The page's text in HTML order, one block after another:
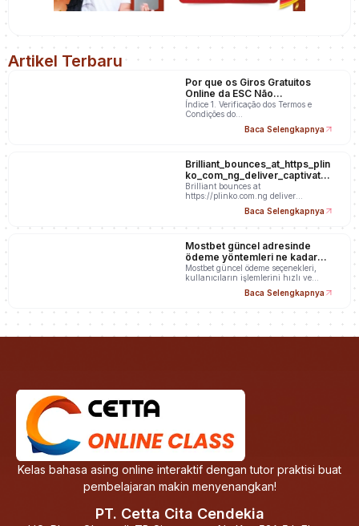
Artikel Terbaru
Por que os Giros Gratuitos
Online da ESC Não
Apareceram na Minha Conta
Índice 1. Verificação dos Termos e
Condições do…
Baca Selengkapnya
Brilliant_bounces_at_https_plin
ko_com_ng_deliver_captivatin
g_wins_and_unpredicta
Brilliant bounces at
https://plinko.com.ng deliver
Baca Selengkapnya
Mostbet güncel adresinde
ödeme yöntemleri ne kadar
hızlı değişiyor?
Mostbet güncel ödeme seçenekleri,
kullanıcıların işlemlerini hızlı ve…
Baca Selengkapnya
Kelas bahasa asing online interaktif dengan tutor praktisi buat
pembelajaran makin menyenangkan!
PT. Cetta Cita Cendekia